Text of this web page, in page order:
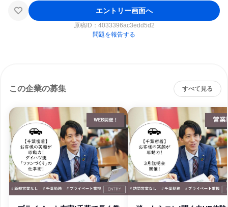
エントリー画面へ
原稿ID： 4033396ac3edd5d2
問題を報告する
この企業の募集 すべて見る